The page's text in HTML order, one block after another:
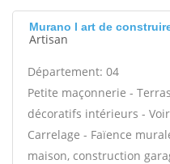
Murano l art de
Artisan
Département: 04
Petite maçonnerie -
décoratifs intérieurs -
Carrelage - Faïence
maison, construction